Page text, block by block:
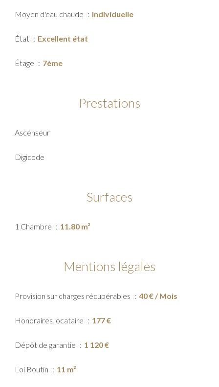
Moyen d'eau chaude Individuelle
État Excellent état
Étage 7ème
Prestations
Ascenseur
Digicode
Surfaces
1 Chambre 11.80 m²
Mentions légales
Provision sur charges récupérables 40 € / Mois
Honoraires locataire 177 €
Dépôt de garantie 1 120 €
Loi Boutin 11 m²